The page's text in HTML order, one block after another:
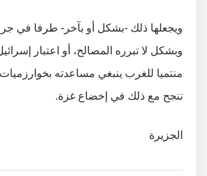
ويجعلها ذلك -بشكل أو بآخر- طرفا في
وبشكل لا تبرره المصالح، أو اعتبار
منتميا للغرب ينبغي مساعدته بخوارزميات
تنجح مع ذلك في إخضاع غزة.
الجزيرة